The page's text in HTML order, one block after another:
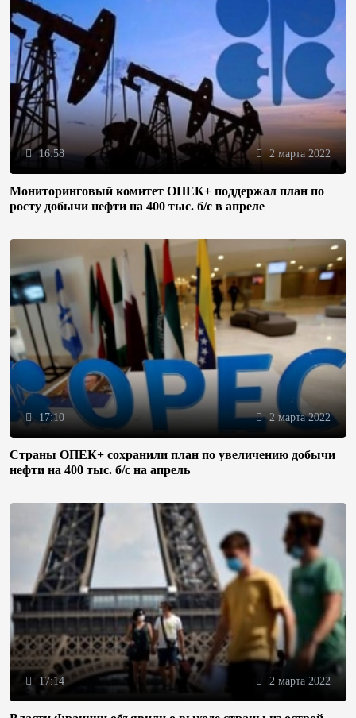
16:58 2 марта 2022
Мониторинговый комитет ОПЕК+ поддержал план по
росту добычи нефти на 400 тыс. б/с в апреле
17:10 2 марта 2022
Страны ОПЕК+ сохранили план по увеличению добычи
нефти на 400 тыс. б/с на апрель
17:14 2 марта 2022